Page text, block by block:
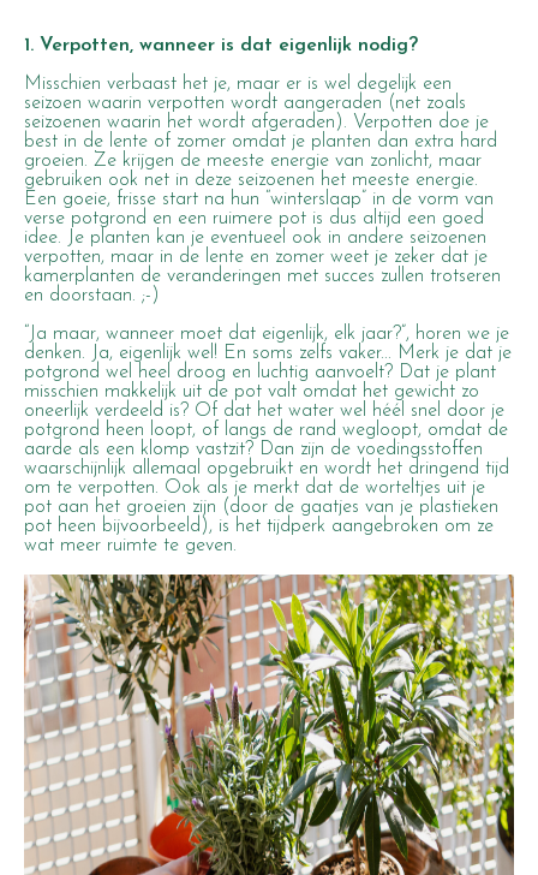
1. Verpotten, wanneer is dat eigenlijk nodig?
Misschien verbaast het je, maar er is wel degelijk een
seizoen waarin verpotten wordt aangeraden (net zoals
seizoenen waarin het wordt afgeraden). Verpotten doe je
best in de lente of zomer omdat je planten dan extra hard
groeien. Ze krijgen de meeste energie van zonlicht, maar
gebruiken ook net in deze seizoenen het meeste energie.
Een goeie, frisse start na hun “winterslaap” in de vorm van
verse potgrond en een ruimere pot is dus altijd een goed
idee. Je planten kan je eventueel ook in andere seizoenen
verpotten, maar in de lente en zomer weet je zeker dat je
kamerplanten de veranderingen met succes zullen trotseren
en doorstaan. ;-)
“Ja maar, wanneer moet dat eigenlijk, elk jaar?” , horen we je
denken. Ja, eigenlijk wel! En soms zelfs vaker... Merk je dat je
potgrond wel heel droog en luchtig aanvoelt? Dat je plant
misschien makkelijk uit de pot valt omdat het gewicht zo
oneerlijk verdeeld is? Of dat het water wel héél snel door je
potgrond heen loopt, of langs de rand wegloopt, omdat de
aarde als een klomp vastzit? Dan zijn de voedingsstoffen
waarschijnlijk allemaal opgebruikt en wordt het dringend tijd
om te verpotten. Ook als je merkt dat de worteltjes uit je
pot aan het groeien zijn (door de gaatjes van je plastieken
pot heen bijvoorbeeld), is het tijdperk aangebroken om ze
wat meer ruimte te geven.